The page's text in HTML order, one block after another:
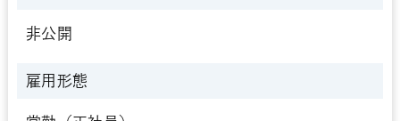
非公開
雇用形態